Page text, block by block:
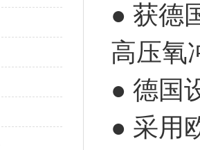
● 获德
高压氧
● 德国
● 采用